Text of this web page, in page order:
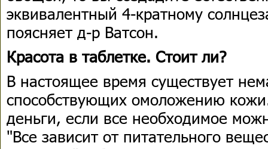
эквивалентный 4-кратному
поясняет д-р Ватсон.
Красота в таблетке. Стоит ли?
В настоящее время существует
способствующих омоложению
деньги, если все необходимое
"Все зависит от питательного